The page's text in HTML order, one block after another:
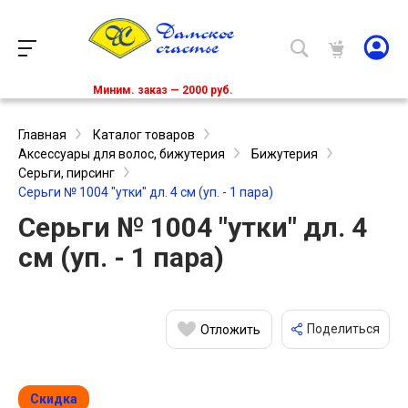
Миним. заказ — 2000 руб.
Главная
Каталог товаров
Аксессуары для волос, бижутерия
Бижутерия
Серьги, пирсинг
Серьги № 1004 "утки" дл. 4 см (уп. - 1 пара)
Серьги № 1004 "утки" дл. 4
см (уп. - 1 пара)
Отложить Поделиться
Скидка